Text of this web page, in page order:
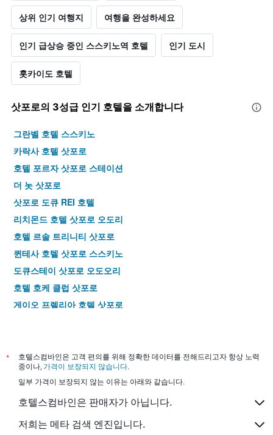
상위 인기 여행지 여행을 완성하세요
인기 급상승 중인 스스키노역 호텔 인기 도시
홋카이도 호텔
삿포로​의 3​성급 인기 호텔을 소개합니다
그란벨 호텔 스스키노
카락사 호텔 삿포로
호텔 포르자 삿포로 스테이션
더 놋 삿포로
삿포로 도큐 REI 호텔
리치몬드 호텔 삿포로 오도리
호텔 르솔 트리니티 삿포로
퀸테사 호텔 삿포로 스스키노
도큐스테이 삿포로 오도오리
호텔 호케 클럽 삿포로
게이오 프렐리아 호텔 삿포로
코코 호텔 삿포로 스스키노
호텔 마이스테이스 삿포로 스테이션
다이와 로이네트 호텔 삿포로-스스키노
호텔 비스타 삿포로 오도리
*
호텔스컴바인은 고객 편의를 위해 정확한 데이터를 전해드리고자 항상 노력
중이나, 가격이 보장되지 않습니다.
일부 가격이 보장되지 않는 이유는 아래와 같습니다.
호텔스컴바인은 판매자가 아닙니다.
저희는 메타 검색 엔진입니다.